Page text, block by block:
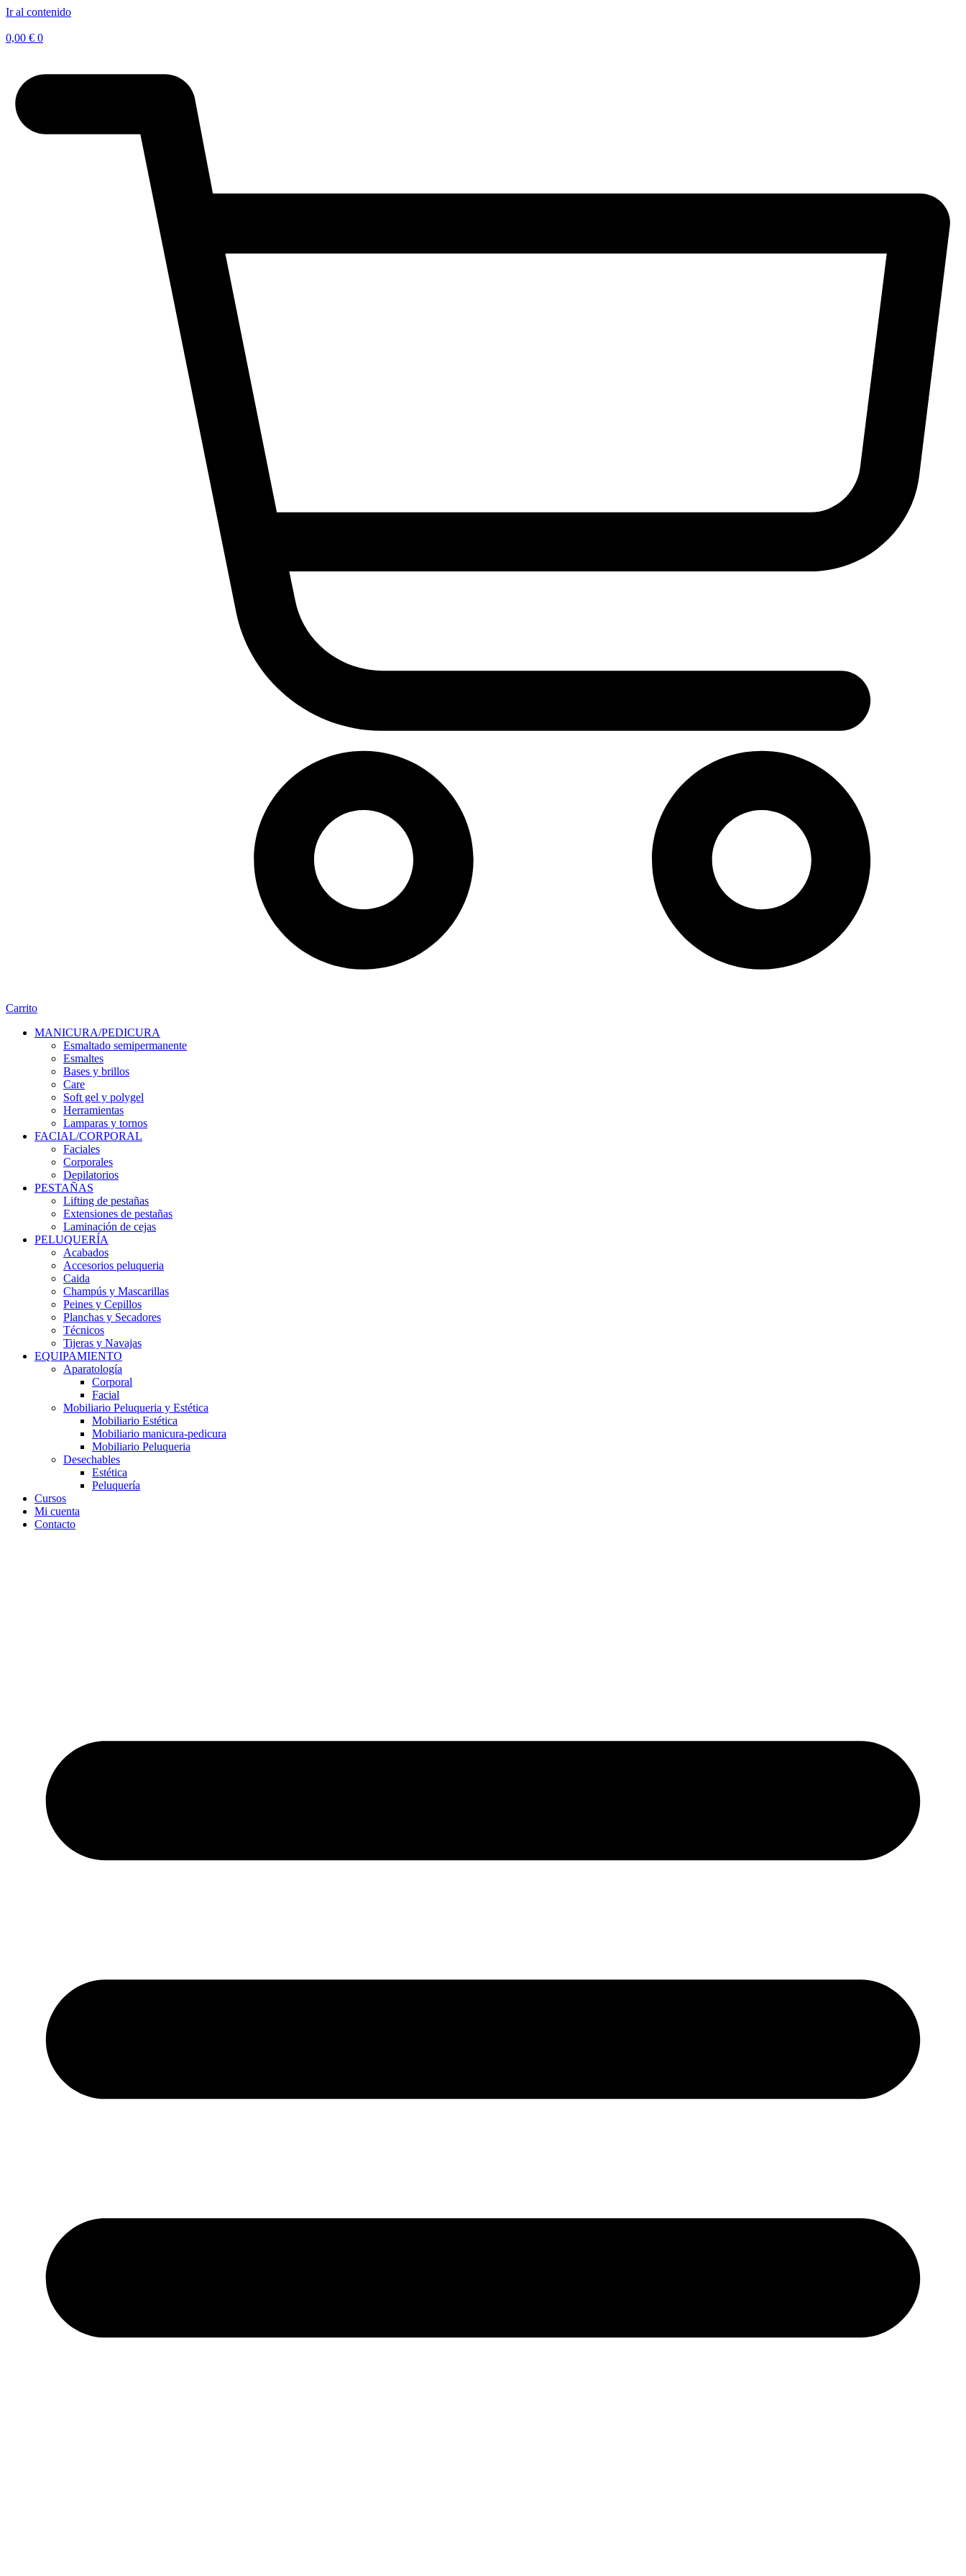
Ir al contenido
0,00 € 0
Carrito
MANICURA/PEDICURA
Esmaltado semipermanente
Esmaltes
Bases y brillos
Care
Soft gel y polygel
Herramientas
Lamparas y tornos
FACIAL/CORPORAL
Faciales
Corporales
Depilatorios
PESTAÑAS
Lifting de pestañas
Extensiones de pestañas
Laminación de cejas
PELUQUERÍA
Acabados
Accesorios peluqueria
Caida
Champús y Mascarillas
Peines y Cepillos
Planchas y Secadores
Técnicos
Tijeras y Navajas
EQUIPAMIENTO
Aparatología
Corporal
Facial
Mobiliario Peluqueria y Estética
Mobiliario Estética
Mobiliario manicura-pedicura
Mobiliario Peluqueria
Desechables
Estética
Peluquería
Cursos
Mi cuenta
Contacto